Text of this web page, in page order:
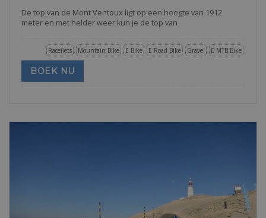
De top van de Mont Ventoux ligt op een hoogte van 1912
meter en met helder weer kun je de top van
E MTB Bike
Gravel
E Road Bike
E Bike
Mountain Bike
Racefiets
BOEK NU